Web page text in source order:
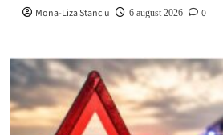
Mona-Liza Stanciu 6 august 2026 0